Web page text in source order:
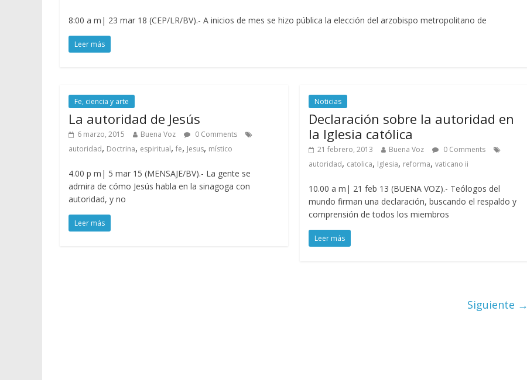
8:00 a m| 23 mar 18 (CEP/LR/BV).- A inicios de mes se hizo pública la elección del arzobispo metropolitano de
Leer más
Fe, ciencia y arte
La autoridad de Jesús
6 marzo, 2015 Buena Voz
0 Comments
autoridad, Doctrina, espiritual, fe, Jesus, místico
4.00 p m| 5 mar 15 (MENSAJE/BV).- La gente se
admira de cómo Jesús habla en la sinagoga con
autoridad, y no
Leer más
Noticias
Declaración sobre la autoridad en
la Iglesia católica
21 febrero, 2013 Buena Voz
0 Comments
autoridad, catolica, Iglesia, reforma,vaticano ii
10.00 a m| 21 feb 13 (BUENA VOZ).- Teólogos del
mundo firman una declaración, buscando el respaldo y
comprensión de todos los miembros
Leer más
Siguiente →